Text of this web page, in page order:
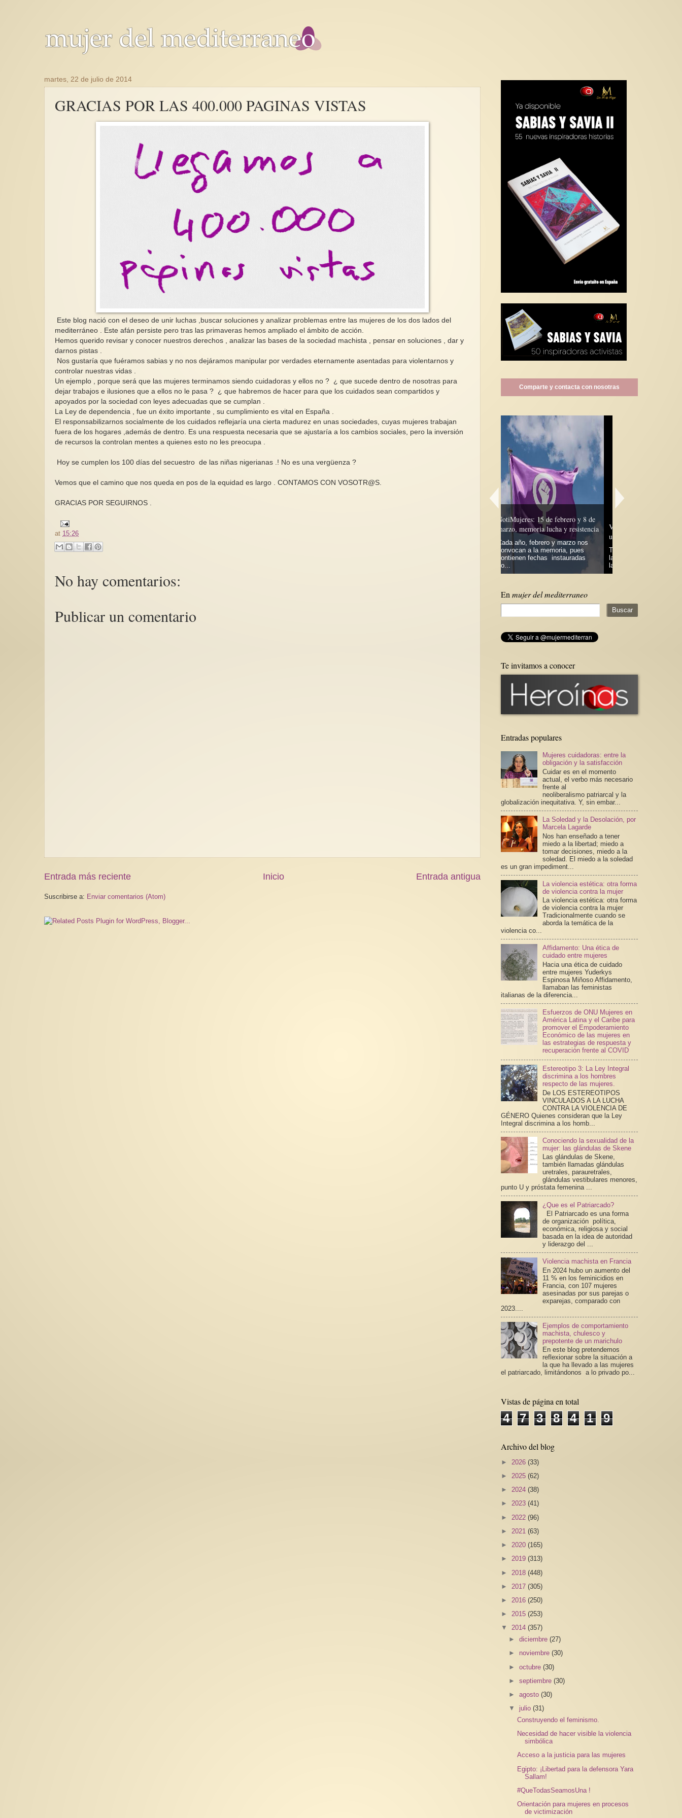
martes, 22 de julio de 2014
GRACIAS POR LAS 400.000 PAGINAS VISTAS
Este blog nació con el deseo de unir luchas ,buscar soluciones y analizar problemas entre las mujeres de los dos lados del
mediterráneo . Este afán persiste pero tras las primaveras hemos ampliado el ámbito de acción.
Hemos querido revisar y conocer nuestros derechos , analizar las bases de la sociedad machista , pensar en soluciones , dar y
darnos pistas .
Nos gustaría que fuéramos sabias y no nos dejáramos manipular por verdades eternamente asentadas para violentarnos y
controlar nuestras vidas .
Un ejemplo , porque será que las mujeres terminamos siendo cuidadoras y ellos no ? ¿ que sucede dentro de nosotras para
dejar trabajos e ilusiones que a ellos no le pasa ? ¿ que habremos de hacer para que los cuidados sean compartidos y
apoyados por la sociedad con leyes adecuadas que se cumplan .
La Ley de dependencia , fue un éxito importante , su cumplimiento es vital en España .
El responsabilizarnos socialmente de los cuidados reflejaría una cierta madurez en unas sociedades, cuyas mujeres trabajan
fuera de los hogares ,además de dentro. Es una respuesta necesaria que se ajustaría a los cambios sociales, pero la inversión
de recursos la controlan mentes a quienes esto no les preocupa .
Hoy se cumplen los 100 días del secuestro de las niñas nigerianas .! No es una vergüenza ?
Vemos que el camino que nos queda en pos de la equidad es largo . CONTAMOS CON VOSOTR@S.
GRACIAS POR SEGUIRNOS .
at 15:26
No hay comentarios:
Publicar un comentario
Entrada más reciente Entrada antigua
Inicio
Suscribirse a: Enviar comentarios (Atom)
Comparte y contacta con nosotras
NotiMujeres: 15 de febrero y 8 de
marzo, memoria lucha y resistencia
Cada año, febrero y marzo nos
convocan a la memoria, pues
contienen fechas instauradas
Violencia machista en palabras de
una víctima
Traemos un texto , escrito desde
la desesperación que nos habla de
En mujer del mediterraneo
Te invitamos a conocer
Entradas populares
Mujeres cuidadoras: entre la
obligación y la satisfacción
Cuidar es en el momento
actual, el verbo más necesario
frente al
neoliberalismo patriarcal y la
globalización inequitativa. Y, sin embar...
La Soledad y la Desolación, por
Marcela Lagarde
Nos han enseñado a tener
miedo a la libertad; miedo a
tomar decisiones, miedo a la
soledad. El miedo a la soledad
es un gran impediment...
La violencia estética: otra forma
de violencia contra la mujer
La violencia estética: otra forma
de violencia contra la mujer
Tradicionalmente cuando se
aborda la temática de la
violencia co...
Affidamento: Una ética de
cuidado entre mujeres
Hacia una ética de cuidado
entre mujeres Yuderkys
Espinosa Miñoso Affidamento,
llamaban las feministas
italianas de la diferencia...
Esfuerzos de ONU Mujeres en
América Latina y el Caribe para
promover el Empoderamiento
Económico de las mujeres en
las estrategias de respuesta y
recuperación frente al COVID
Estereotipo 3: La Ley Integral
discrimina a los hombres
respecto de las mujeres.
De LOS ESTEREOTIPOS
VINCULADOS A LA LUCHA
CONTRA LA VIOLENCIA DE
GÉNERO Quienes consideran que la Ley
Integral discrimina a los homb...
Conociendo la sexualidad de la
mujer: las glándulas de Skene
Las glándulas de Skene,
también llamadas glándulas
uretrales, parauretrales,
glándulas vestibulares menores,
punto U y próstata femenina ...
¿Que es el Patriarcado?
El Patriarcado es una forma
de organización política,
económica, religiosa y social
basada en la idea de autoridad
y liderazgo del ...
Violencia machista en Francia
En 2024 hubo un aumento del
11 % en los feminicidios en
Francia, con 107 mujeres
asesinadas por sus parejas o
exparejas, comparado con
2023....
Ejemplos de comportamiento
machista, chulesco y
prepotente de un marichulo
En este blog pretendemos
reflexionar sobre la situación a
la que ha llevado a las mujeres
el patriarcado, limitándonos a lo privado po...
Vistas de página en total
4 7 3 8 4 1 9
Archivo del blog
► 2026 (33)
► 2025 (62)
► 2024 (38)
► 2023 (41)
► 2022 (96)
► 2021 (63)
► 2020 (165)
► 2019 (313)
► 2018 (448)
► 2017 (305)
► 2016 (250)
► 2015 (253)
▼ 2014 (357)
►diciembre(27)
► noviembre(30)
►octubre(30)
►septiembre(30)
►agosto(30)
▼ julio(31)
Construyendo el feminismo.
Necesidad de hacer visible la violencia
simbólica
Acceso a la justicia para las mujeres
Egipto: ¡Libertad para la defensora Yara
Sallam!
#QueTodasSeamosUna !
Orientación para mujeres en procesos
de victimización